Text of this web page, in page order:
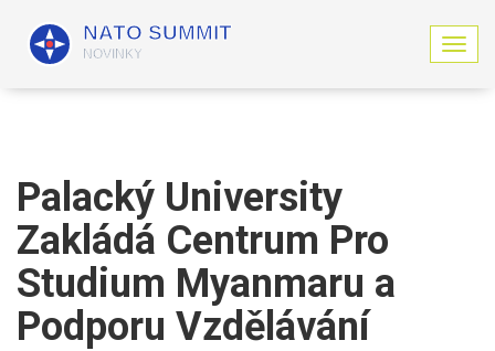
Z
o
Palacký University
Zakládá Centrum Pro
Studium Myanmaru a
Podporu Vzdělávání